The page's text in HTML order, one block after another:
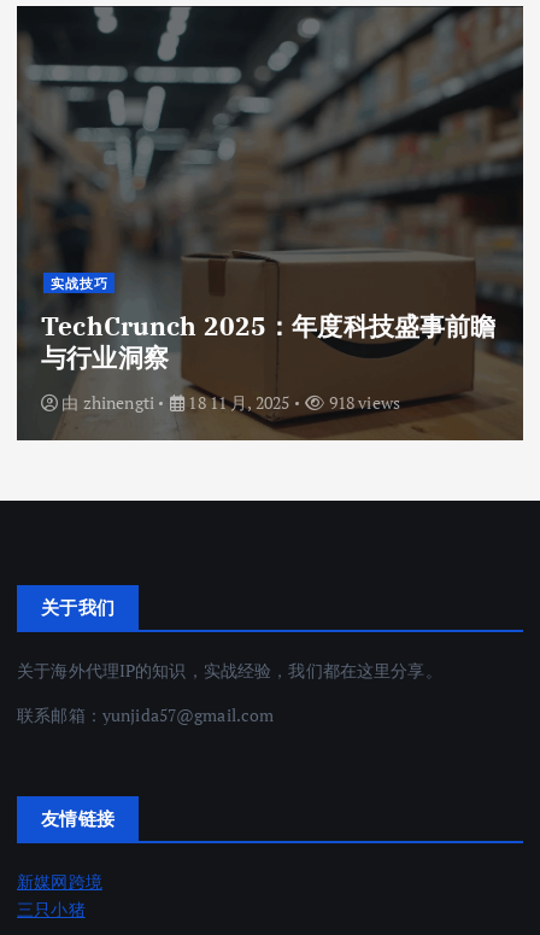
实战技巧
TechCrunch 2025：年度科技盛事前瞻
与行业洞察
由 zhinengti 18 11 月, 2025 918 views
关于我们
关于海外代理IP的知识，实战经验，我们都在这里分享。
联系邮箱： yunjida57@gmail.com
友情链接
新媒网跨境
三只小猪